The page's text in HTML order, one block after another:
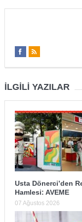
İLGILI YAZILAR
Usta Dönerci’den
Hamlesi: AVEME
07 Ağustos 2026